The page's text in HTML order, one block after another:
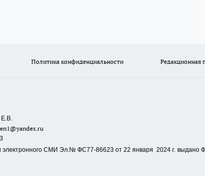
Политика конфиденциальности Редакционная
Е.В.
электронного СМИ Эл.№ ФС77-86623 от 22 января 2024 г. выдано